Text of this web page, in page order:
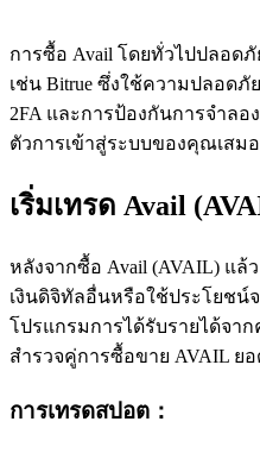
การซื้อ Avail โดยทั่วไปปลอด
เช่น Bitrue ซึ่งใช้ความปลอดภัย
2FA และการป้องกันการจำล
ตัวการเข้าสู่ระบบของคุณเสมอ
เริ่มเทรด Avail
หลังจากซื้อ Avail (AVAIL) แ
เงินดิจิทัลอื่นหรือใช้ประโยชน์
โปรแกรมการได้รับรายได้จา
สำรวจคู่การซื้อขาย AVAIL ย
การเทรดสปอต ：